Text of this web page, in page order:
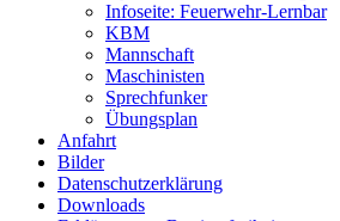
Infoseite: Feuerwehr-Lernbar
KBM
Mannschaft
Maschinisten
Sprechfunker
Übungsplan
Anfahrt
Bilder
Datenschutzerklärung
Downloads